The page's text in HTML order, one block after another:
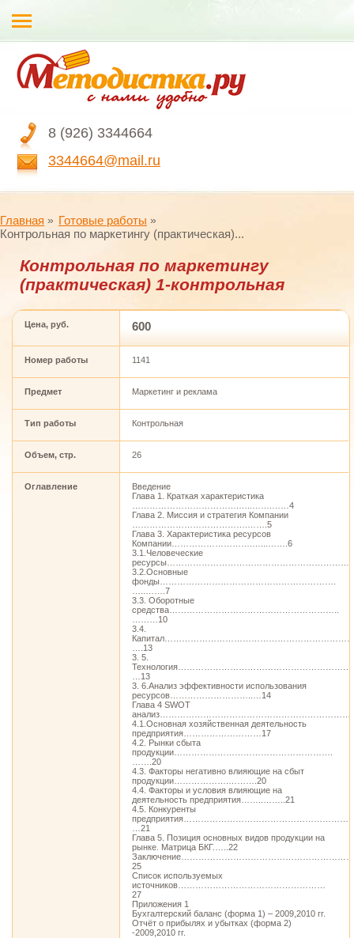
8 (926) 3344664
3344664@mail.ru
Главная
Готовые работы
Контрольная по маркетингу (практическая)...
Контрольная по маркетингу
(практическая) 1-контрольная
Цена, руб. 600
Номер работы 1141
Предмет Маркетинг и реклама
Тип работы Контрольная
Объем, стр. 26
Оглавление
Введение
Глава 1. Краткая характеристика
……………………………….…..…….……4
Глава 2. Миссия и стратегия Компании
………………………………….…….5
Глава 3. Характеристика ресурсов
Компании……………………….…...…….6
3.1.Человеческие
3.2.Основные
фонды…………………………………………………….
…..…….7
3.3. Оборотные
средства…………………………………………………..
………10
3.4.
….13
3. 5.
…13
3. 6.Анализ эффективности использования
ресурсов………………………..…14
Глава 4 SWОТ
4.1.Основная хозяйственная деятельность
предприятия………………………17
4.2. Рынки сбыта
продукции……………………………………………….
…….20
4.3. Факторы негативно влияющие на сбыт
продукции……………….……….20
4.4. Факторы и условия влияющие на
деятельность предприятия……..……..21
4.5. Конкуренты
предприятия………………………………………………….
…21
Глава 5. Позиция основных видов продукции на
рынке. Матрица БКГ.…..22
25
Список используемых
источников……………………………………………
27
Приложения 1
Бухгалтерский баланс (форма 1) – 2009,2010 гг.
Отчёт о прибылях и убытках (форма 2)
-2009,2010 гг.